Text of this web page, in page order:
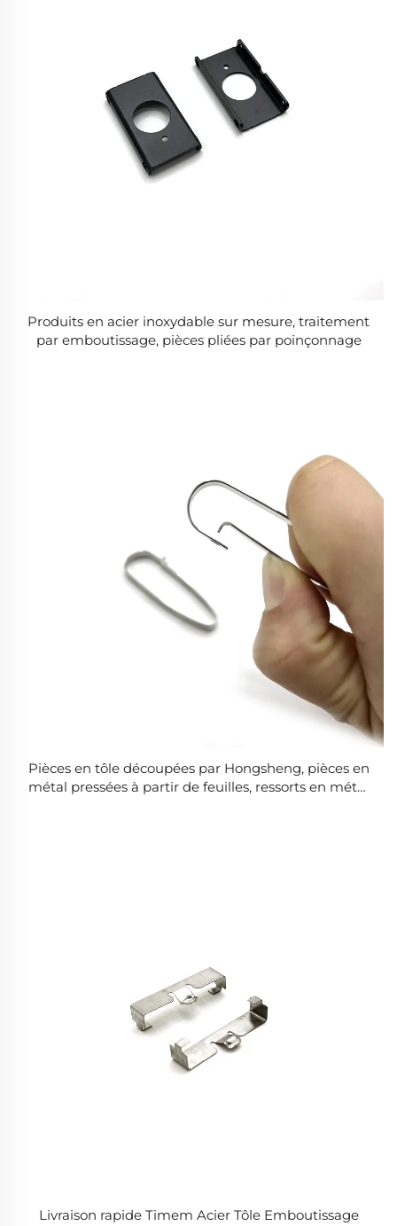
Produits en acier inoxydable sur mesure, traitement
par emboutissage, pièces pliées par poinçonnage
Pièces en tôle découpées par Hongsheng, pièces en
métal pressées à partir de feuilles, ressorts en métal
Livraison rapide Timem Acier Tôle Emboutissage